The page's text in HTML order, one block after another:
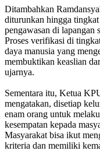
Ditambahkan
diturunkan hingga
pengawasan di lapangan
Proses verifikasi di
daya manusia yang
membuktikan keaslian
ujarnya.
Sementara itu, Ketua
mengatakan, disetiap
enam orang untuk
kesempatan kepada
Masyarakat bisa ikut
kriteria dan memiliki